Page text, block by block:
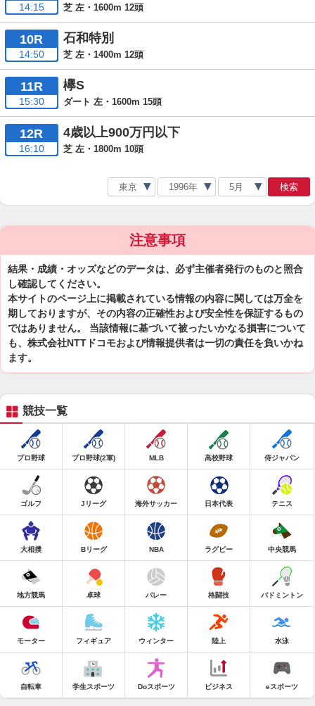
14:15 芝 左・1600m 12頭
10R
14:50
石和特別
芝 左・1400m 12頭
11R
15:30
欅S
ダート 左・1600m 15頭
12R
16:10
4歳以上900万円以下
芝 左・1800m 10頭
検索
注意事項
結果・成績・オッズなどのデータは、必ず主催者発行のものと照合
し確認してください。
本サイトのページ上に掲載されている情報の内容に関しては万全を
期しておりますが、その内容の正確性および安全性を保証するもの
ではありません。 当該情報に基づいて被ったいかなる損害について
も、株式会社NTTドコモおよび情報提供者は一切の責任を負いかね
ます。
競技一覧
プロ野球 プロ野球(2軍) MLB 高校野球 侍ジャパン
ゴルフ Jリーグ 海外サッカー 日本代表 テニス
大相撲 Bリーグ NBA ラグビー 中央競馬
地方競馬 卓球 バレー 格闘技 バドミントン
モーター フィギュア ウィンター 陸上 水泳
自転車 学生スポーツ Doスポーツ ビジネス eスポーツ